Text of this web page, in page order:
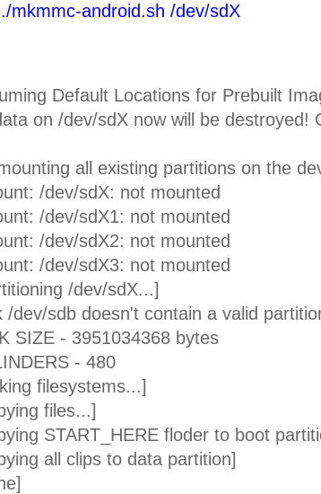
mkmmc-android.sh /dev/sdX
Default Locations for Prebuilt
on /dev/sdX now will be destroyed!
all existing partitions on the
/dev/sdX: not mounted
/dev/sdX1: not mounted
/dev/sdX2: not mounted
/dev/sdX3: not mounted
/dev/sdX...]
/dev/sdb doesn't contain a valid
SIZE - 3951034368 bytes
- 480
filesystems...]
files...]
START_HERE floder to boot
all clips to data partition]